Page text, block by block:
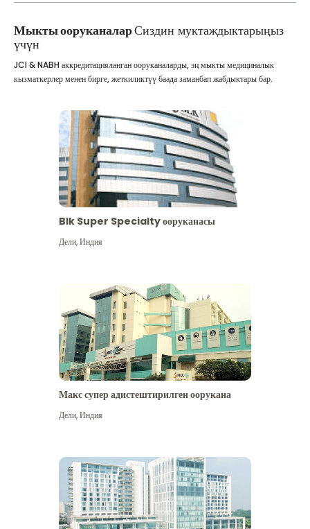
Мыкты ооруканаларСиздин муктаждыктарыңыз
үчүн
JCI & NABH аккредитацияланган ооруканаларды, эң мыкты медициналык
кызматкерлер менен бирге, жеткиликтүү баада заманбап жабдыктары бар.
Blk Super Specialty ооруканасы
Дели,Индия
Макс супер адистештирилген оорукана
Дели,Индия